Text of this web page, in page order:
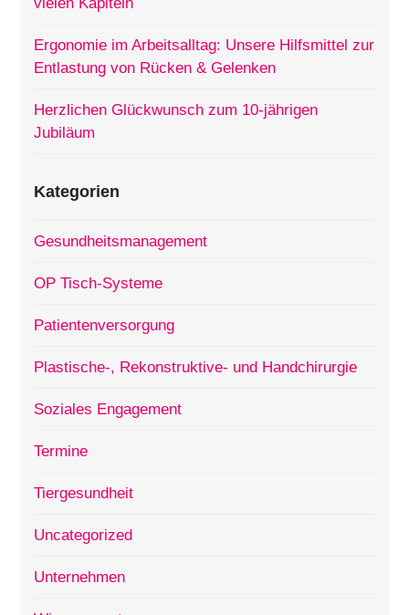
vielen Kapiteln
Ergonomie im Arbeitsalltag: Unsere Hilfsmittel zur
Entlastung von Rücken & Gelenken
Herzlichen Glückwunsch zum 10-jährigen
Jubiläum
Kategorien
Gesundheitsmanagement
OP Tisch-Systeme
Patientenversorgung
Plastische-, Rekonstruktive- und Handchirurgie
Soziales Engagement
Termine
Tiergesundheit
Uncategorized
Unternehmen